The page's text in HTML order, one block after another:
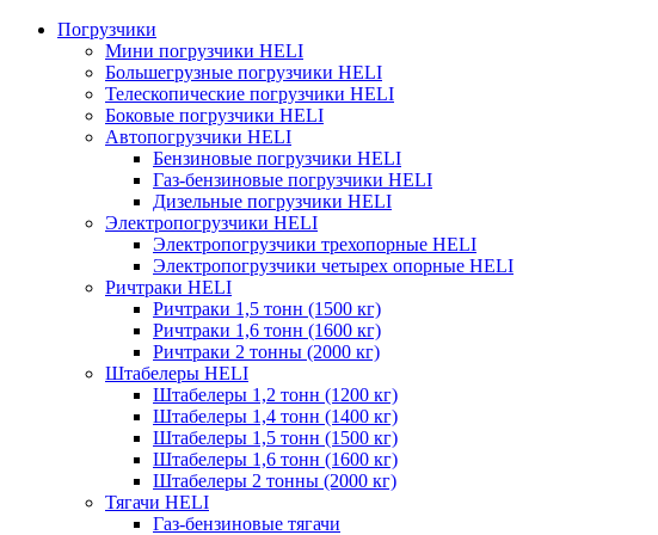
Погрузчики
Мини погрузчики HELI
Большегрузные погрузчики HELI
Телескопические погрузчики HELI
Боковые погрузчики HELI
Автопогрузчики HELI
Бензиновые погрузчики HELI
Газ-бензиновые погрузчики HELI
Дизельные погрузчики HELI
Электропогрузчики HELI
Электропогрузчики трехопорные HELI
Электропогрузчики четырех опорные HELI
Ричтраки HELI
Ричтраки 1,5 тонн (1500 кг)
Ричтраки 1,6 тонн (1600 кг)
Ричтраки 2 тонны (2000 кг)
Штабелеры HELI
Штабелеры 1,2 тонн (1200 кг)
Штабелеры 1,4 тонн (1400 кг)
Штабелеры 1,5 тонн (1500 кг)
Штабелеры 1,6 тонн (1600 кг)
Штабелеры 2 тонны (2000 кг)
Тягачи HELI
Газ-бензиновые тягачи